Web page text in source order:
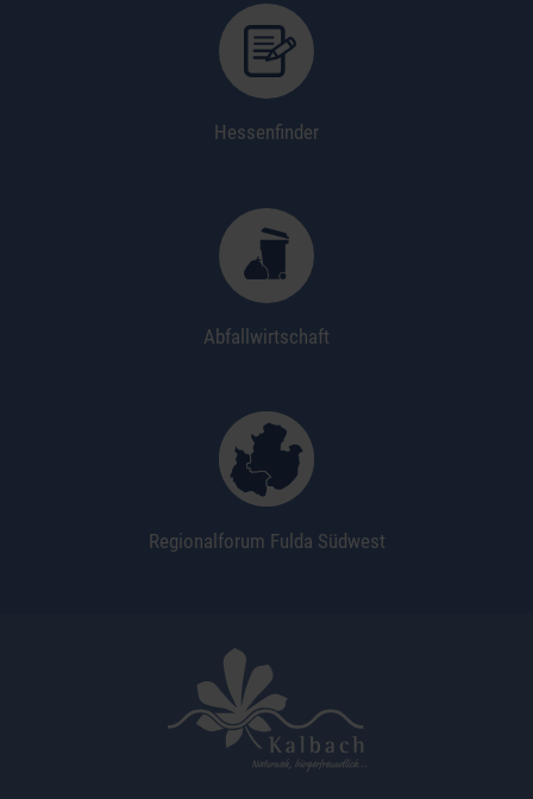
Hessenfinder
Abfallwirtschaft
Regionalforum Fulda Südwest